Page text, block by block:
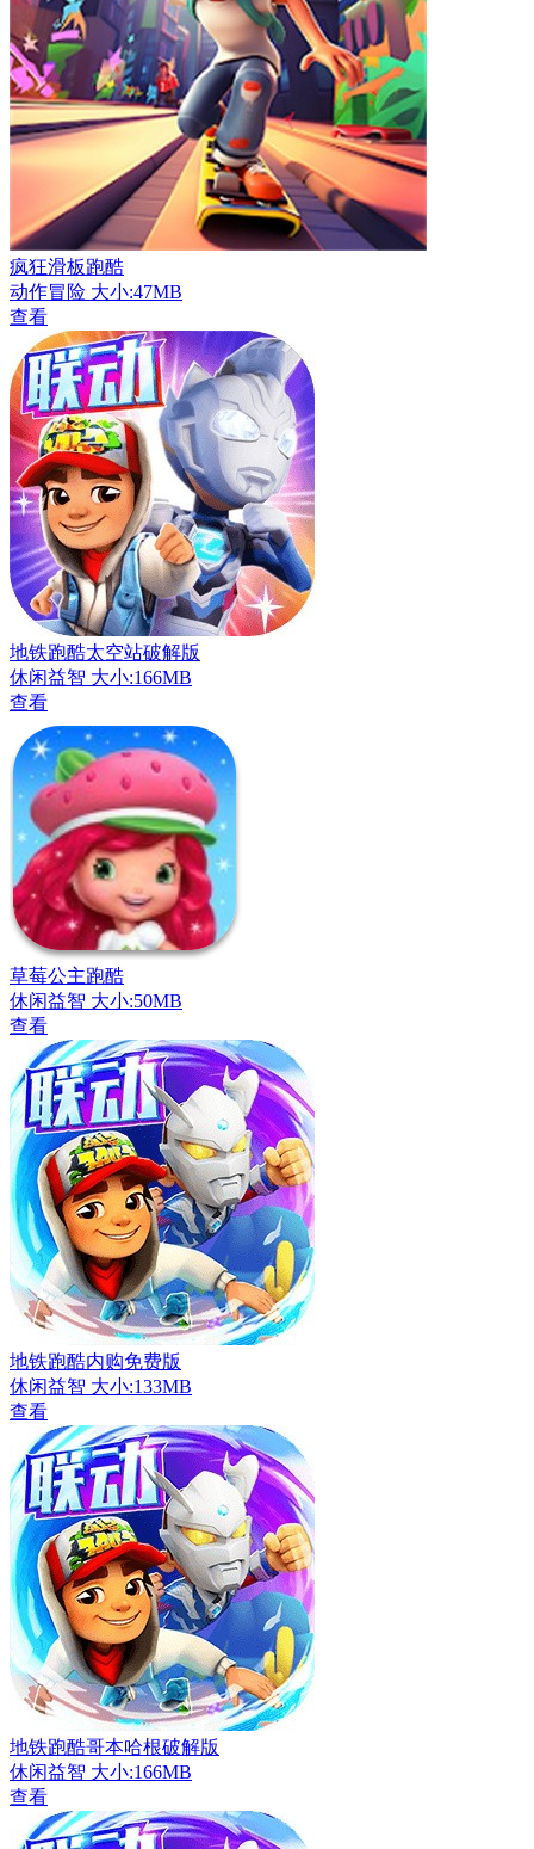
疯狂滑板跑酷
动作冒险 大小:47MB
查看
地铁跑酷太空站破解版
休闲益智 大小:166MB
查看
草莓公主跑酷
休闲益智 大小:50MB
查看
地铁跑酷内购免费版
休闲益智 大小:133MB
查看
地铁跑酷哥本哈根破解版
休闲益智 大小:166MB
查看